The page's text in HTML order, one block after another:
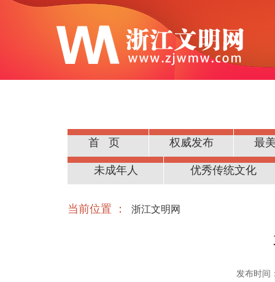
首页 权威发布 最
公民道德
未成年人 优秀传统文化
当前位置 ： 浙江文明网
发布时间